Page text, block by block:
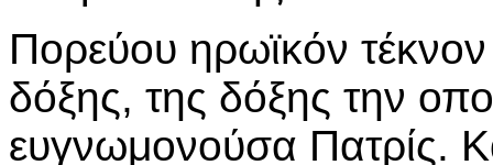
Πορεύου ηρωϊκόν
δόξης, της δόξης την
ευγνωμονούσα Πατρίς.